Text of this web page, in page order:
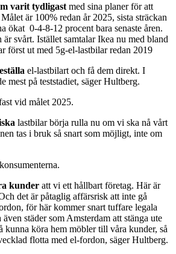
varit tydligast med sina planer för att
är 100% redan år 2025, sista sträckan
ökat 0-4-8-12 procent bara senaste åren.
svårt. Istället samtalar Ikea nu med bland
först ut med 5g-el-lastbilar redan 2019
el-lastbilart och få dem direkt. I
mest på teststadiet, säger Hultberg.
vid målet 2025.
lastbilar börja rulla nu om vi ska nå vårt
tas i bruk så snart som möjligt, inte om
kunder att vi ett hållbart företag. Här är
det är påtaglig affärsrisk att inte gå
för här kommer snart tuffare legala
städer som Amsterdam att stänga ute
kunna köra hem möbler till våra kunder, så
flotta med el-fordon, säger Hultberg.